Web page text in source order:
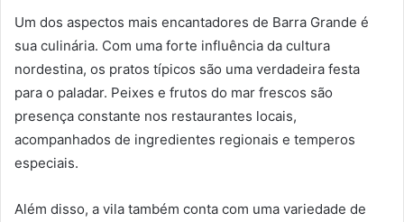
Um dos aspectos mais encantadores de Barra Grande é
sua culinária. Com uma forte influência da cultura
nordestina, os pratos típicos são uma verdadeira festa
para o paladar. Peixes e frutos do mar frescos são
presença constante nos restaurantes locais,
acompanhados de ingredientes regionais e temperos
especiais.
Além disso, a vila também conta com uma variedade de